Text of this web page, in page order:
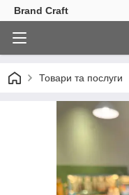
Brand Craft
Товари та послуги